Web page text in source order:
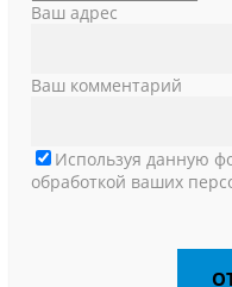
Ваш адрес
Ваш комментарий
Используя данную
обработкой ваших